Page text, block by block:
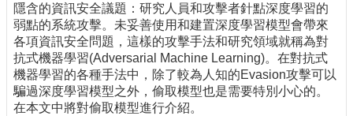
網
站
導
覽
最
新
隱含的資訊安全議題：研究人員和攻擊者針點深度學習的
弱點的系統攻擊。未妥善使用和建置深度學習模型會帶來
各項資訊安全問題，這樣的攻擊手法和研究領域就稱為對
抗式機器學習(Adversarial Machine Learning)。在對抗式
機器學習的各種手法中，除了較為人知的Evasion攻擊可以
騙過深度學習模型之外，偷取模型也是需要特別小心的。
在本文中將對偷取模型進行介紹。